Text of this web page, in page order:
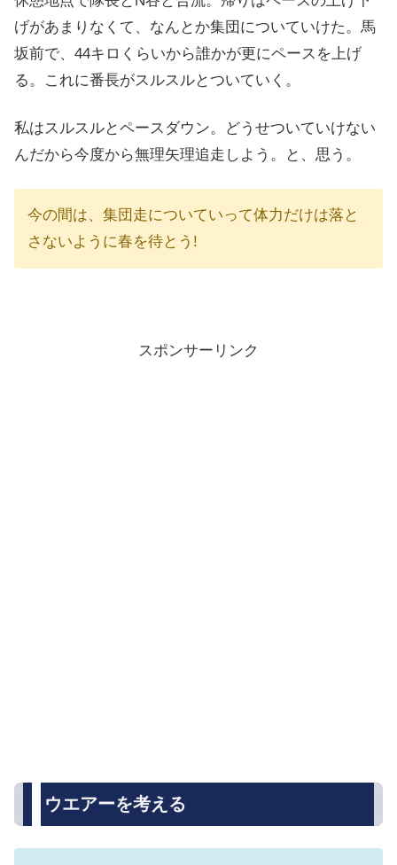
げがあまりなくて、なんとか集団についていけた。馬
坂前で、44キロくらいから誰かが更にペースを上げ
る。これに番長がスルスルとついていく。
私はスルスルとペースダウン。どうせついていけない
んだから今度から無理矢理追走しよう。と、思う。
今の間は、集団走についていって体力だけは落と
さないように春を待とう!
スポンサーリンク
ウエアーを考える